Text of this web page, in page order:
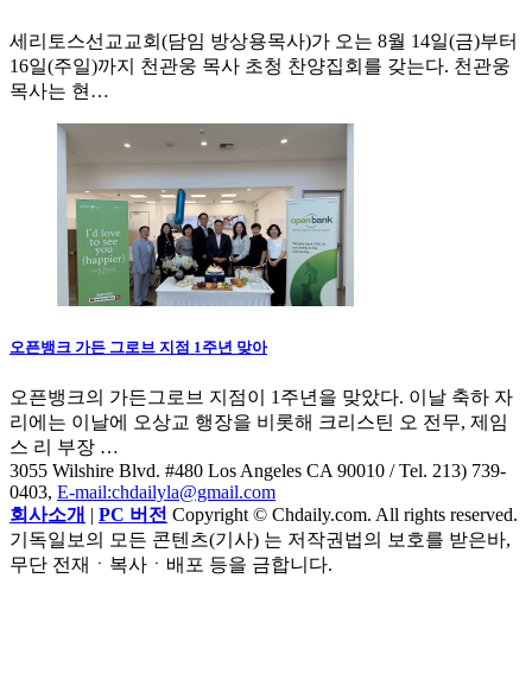
세리토스선교교회(담임 방상용목사)가 오는 8월 14일(금)부터
16일(주일)까지 천관웅 목사 초청 찬양집회를 갖는다. 천관웅
목사는 현…
오픈뱅크 가든 그로브 지점 1주년 맞아
오픈뱅크의 가든그로브 지점이 1주년을 맞았다. 이날 축하 자
리에는 이날에 오상교 행장을 비롯해 크리스틴 오 전무, 제임
스 리 부장 …
3055 Wilshire Blvd. #480 Los Angeles CA 90010 / Tel. 213) 739-
0403, E-mail:chdailyla@gmail.com
회사소개 | PC 버전 Copyright © Chdaily.com. All rights reserved.
기독일보의 모든 콘텐츠(기사) 는 저작권법의 보호를 받은바,
무단 전재ㆍ복사ㆍ배포 등을 금합니다.